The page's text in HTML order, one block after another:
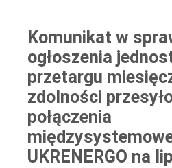
Komunikat w
ogłoszenia
przetargu
zdolności
połączenia
UKRENERGO na